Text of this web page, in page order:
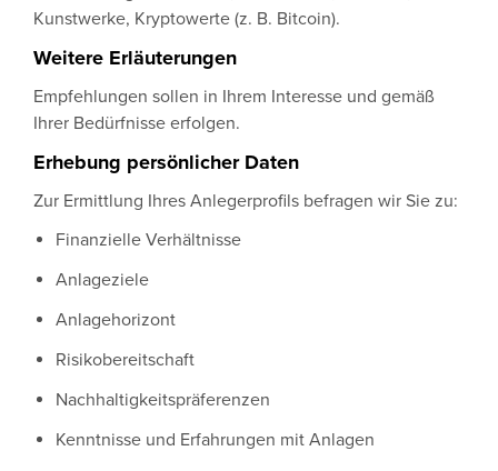
Kunstwerke, Kryptowerte (z. B. Bitcoin).
Weitere Erläuterungen
Empfehlungen sollen in Ihrem Interesse und gemäß
Ihrer Bedürfnisse erfolgen.
Erhebung persönlicher Daten
Zur Ermittlung Ihres Anlegerprofils befragen wir Sie zu:
Finanzielle Verhältnisse
Anlageziele
Anlagehorizont
Risikobereitschaft
Nachhaltigkeitspräferenzen
Kenntnisse und Erfahrungen mit Anlagen